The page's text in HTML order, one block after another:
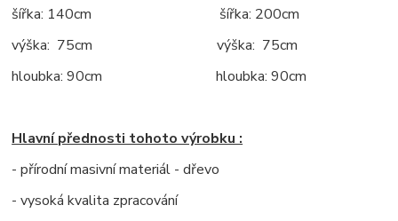
šířka: 140cm šířka: 200cm
výška: 75cm výška: 75cm
hloubka: 90cm hloubka: 90cm
Hlavní přednosti tohoto výrobku :
- přírodní masivní materiál - dřevo
- vysoká kvalita zpracování